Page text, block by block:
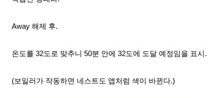
Away 해제 후.
온도를 32도로 맞추니 50분 안에 32도에 도달 예정임을 표시.
(보일러가 작동하면 네스트도 앱처럼 색이 바뀐다.)